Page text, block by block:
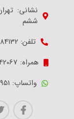
نشانی:
ششم
تلفن: 02188984132
همراه: 09364742067
واتساپ: 09333833951